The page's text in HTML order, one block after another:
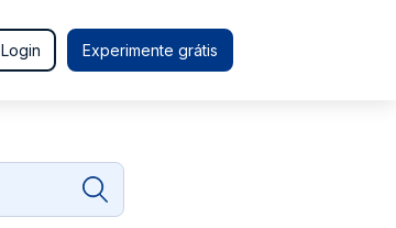
Login Experimente grátis